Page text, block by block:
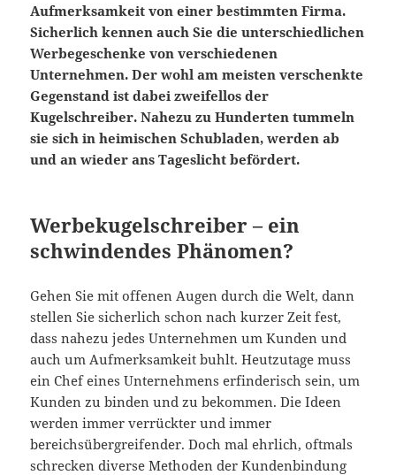
Aufmerksamkeit von einer bestimmten Firma.
Sicherlich kennen auch Sie die unterschiedlichen
Werbegeschenke von verschiedenen
Unternehmen. Der wohl am meisten verschenkte
Gegenstand ist dabei zweifellos der
Kugelschreiber. Nahezu zu Hunderten tummeln
sie sich in heimischen Schubladen, werden ab
und an wieder ans Tageslicht befördert.
Werbekugelschreiber – ein
schwindendes Phänomen?
Gehen Sie mit offenen Augen durch die Welt, dann
stellen Sie sicherlich schon nach kurzer Zeit fest,
dass nahezu jedes Unternehmen um Kunden und
auch um Aufmerksamkeit buhlt. Heutzutage muss
ein Chef eines Unternehmens erfinderisch sein, um
Kunden zu binden und zu bekommen. Die Ideen
werden immer verrückter und immer
bereichsübergreifender. Doch mal ehrlich, oftmals
schrecken diverse Methoden der Kundenbindung